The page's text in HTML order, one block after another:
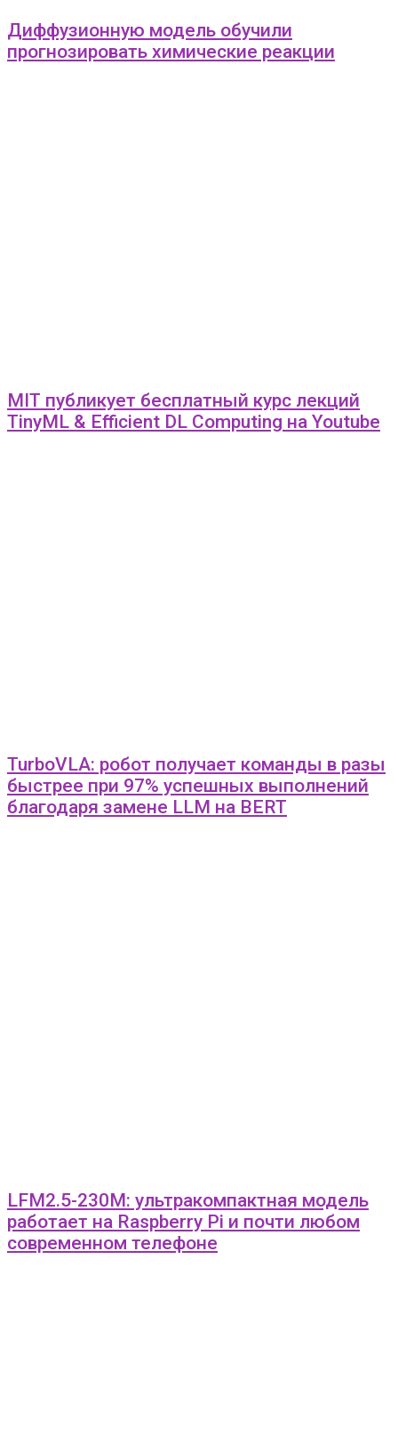
Диффузионную модель обучили
прогнозировать химические реакции
MIT публикует бесплатный курс лекций
TinyML & Efficient DL Computing на Youtube
TurboVLA: робот получает команды в разы
быстрее при 97% успешных выполнений
благодаря замене LLM на BERT
LFM2.5-230M: ультракомпактная модель
работает на Raspberry Pi и почти любом
современном телефоне